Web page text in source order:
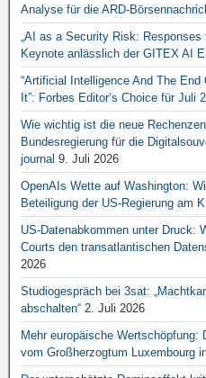
Analyse für die ARD-
„AI as a Security Risk: Responses
Keynote anlässlich der GITEX AI
“Artificial Intelligence And The
It”: Forbes Editor’s Choice für Juli
Wie wichtig ist die neue
Bundesregierung für die
journal 9. Juli 2026
OpenAIs Wette auf Washington:
Beteiligung der US-Regierung am
US-Datenabkommen unter Druck:
Courts den transatlantischen
2026
Studiogespräch bei 3sat:
abschalten“ 2. Juli 2026
Mehr europäische
vom Großherzogtum Luxembourg